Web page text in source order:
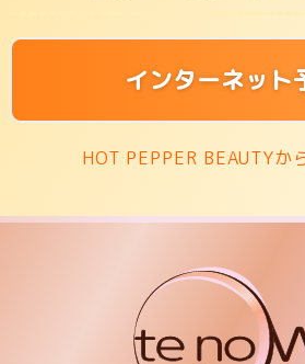
インターネット
HOT PEPPER BEAUTY